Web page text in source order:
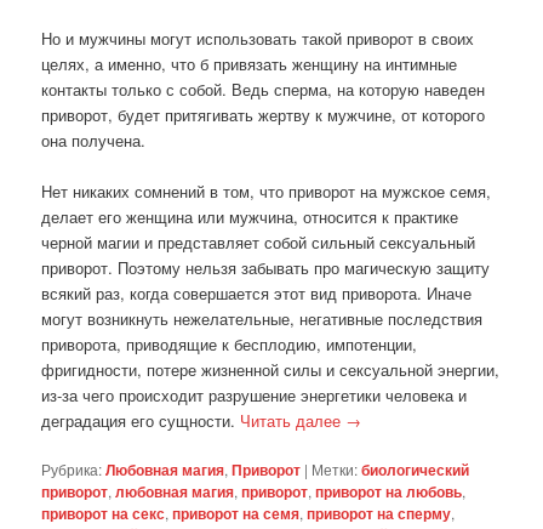
Но и мужчины могут использовать такой приворот в своих
целях, а именно, что б привязать женщину на интимные
контакты только с собой. Ведь сперма, на которую наведен
приворот, будет притягивать жертву к мужчине, от которого
она получена.
Нет никаких сомнений в том, что приворот на мужское семя,
делает его женщина или мужчина, относится к практике
черной магии и представляет собой сильный сексуальный
приворот. Поэтому нельзя забывать про магическую защиту
всякий раз, когда совершается этот вид приворота. Иначе
могут возникнуть нежелательные, негативные последствия
приворота, приводящие к бесплодию, импотенции,
фригидности, потере жизненной силы и сексуальной энергии,
из-за чего происходит разрушение энергетики человека и
деградация его сущности. Читать далее →
Рубрика:Любовная магия,Приворот | Метки:биологический
приворот,любовная магия,приворот,приворот на любовь,
приворот на секс,приворот на семя,приворот на сперму,